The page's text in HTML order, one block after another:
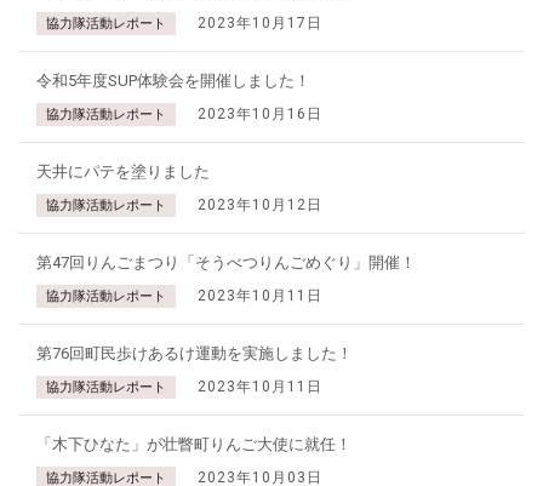
協力隊活動レポート 2023年10月17日
令和5年度SUP体験会を開催しました！
協力隊活動レポート 2023年10月16日
天井にパテを塗りました
協力隊活動レポート 2023年10月12日
第47回りんごまつり「そうべつりんごめぐり」開催！
協力隊活動レポート 2023年10月11日
第76回町民歩けあるけ運動を実施しました！
協力隊活動レポート 2023年10月11日
「木下ひなた」が壮瞥町りんご大使に就任！
協力隊活動レポート 2023年10月03日